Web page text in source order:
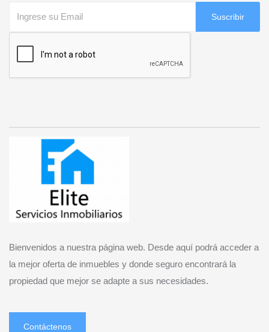
Suscribir
Bienvenidos a nuestra página web. Desde aquí podrá acceder a
la mejor oferta de inmuebles y donde seguro encontrará la
propiedad que mejor se adapte a sus necesidades.
Contáctenos